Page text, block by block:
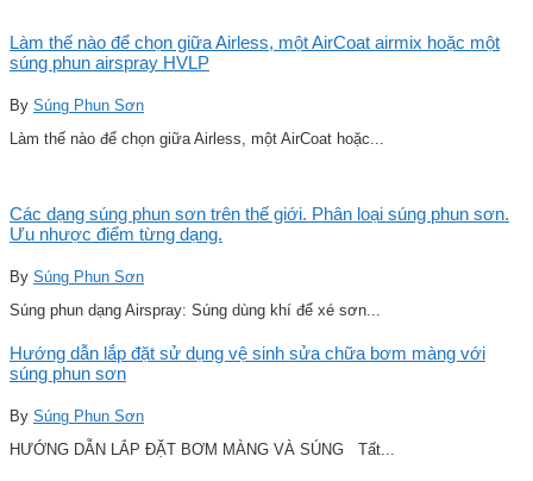
Làm thế nào để chọn giữa Airless, một AirCoat airmix hoặc một
súng phun airspray HVLP
By Súng Phun Sơn
Làm thế nào để chọn giữa Airless, một AirCoat hoặc...
Các dạng súng phun sơn trên thế giới. Phân loại súng phun sơn.
Ưu nhược điểm từng dạng.
By Súng Phun Sơn
Súng phun dạng Airspray: Súng dùng khí để xé sơn...
Hướng dẫn lắp đặt sử dụng vệ sinh sửa chữa bơm màng với
súng phun sơn
By Súng Phun Sơn
HƯỚNG DẪN LẮP ĐẶT BƠM MÀNG VÀ SÚNG Tất...